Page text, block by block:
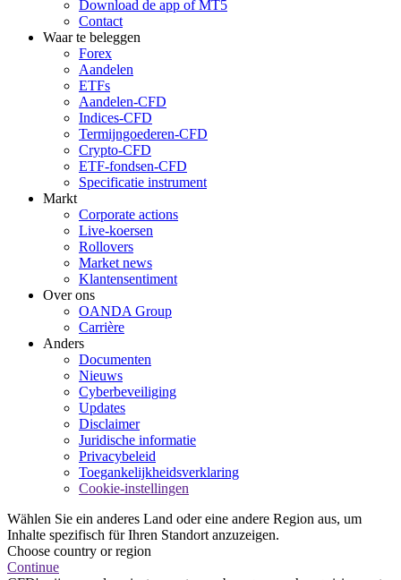
Download de app of MT5
Contact
Waar te beleggen
Forex
Aandelen
ETFs
Aandelen-CFD
Indices-CFD
Termijngoederen-CFD
Crypto-CFD
ETF-fondsen-CFD
Specificatie instrument
Markt
Corporate actions
Live-koersen
Rollovers
Market news
Klantensentiment
Over ons
OANDA Group
Carrière
Anders
Documenten
Nieuws
Cyberbeveiliging
Updates
Disclaimer
Juridische informatie
Privacybeleid
Toegankelijkheidsverklaring
Cookie-instellingen
Wählen Sie ein anderes Land oder eine andere Region aus, um
Inhalte spezifisch für Ihren Standort anzuzeigen.
Choose country or region
Continue